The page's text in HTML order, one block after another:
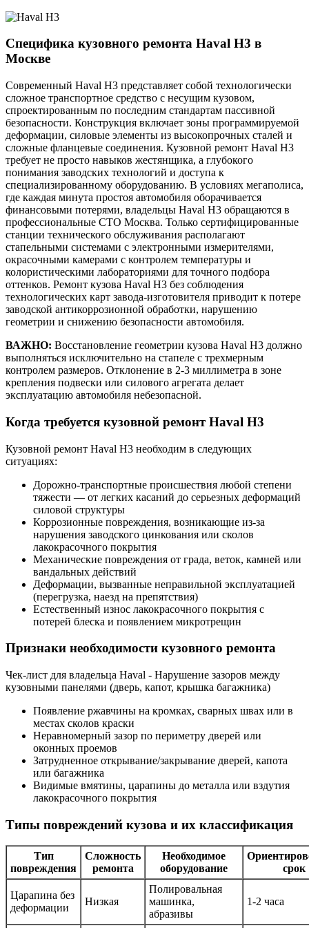
Специфика кузовного ремонта Haval H3 в
Москве
Современный Haval H3 представляет собой технологически
сложное транспортное средство с несущим кузовом,
спроектированным по последним стандартам пассивной
безопасности. Конструкция включает зоны программируемой
деформации, силовые элементы из высокопрочных сталей и
сложные фланцевые соединения. Кузовной ремонт Haval H3
требует не просто навыков жестянщика, а глубокого
понимания заводских технологий и доступа к
специализированному оборудованию. В условиях мегаполиса,
где каждая минута простоя автомобиля оборачивается
финансовыми потерями, владельцы Haval H3 обращаются в
профессиональные СТО Москва. Только сертифицированные
станции технического обслуживания располагают
стапельными системами с электронными измерителями,
окрасочными камерами с контролем температуры и
колористическими лабораториями для точного подбора
оттенков. Ремонт кузова Haval H3 без соблюдения
технологических карт завода-изготовителя приводит к потере
заводской антикоррозионной обработки, нарушению
геометрии и снижению безопасности автомобиля.
ВАЖНО: Восстановление геометрии кузова Haval H3 должно
выполняться исключительно на стапеле с трехмерным
контролем размеров. Отклонение в 2-3 миллиметра в зоне
крепления подвески или силового агрегата делает
эксплуатацию автомобиля небезопасной.
Когда требуется кузовной ремонт Haval H3
Кузовной ремонт Haval H3 необходим в следующих
ситуациях:
Дорожно-транспортные происшествия любой степени
тяжести — от легких касаний до серьезных деформаций
силовой структуры
Коррозионные повреждения, возникающие из-за
нарушения заводского цинкования или сколов
лакокрасочного покрытия
Механические повреждения от града, веток, камней или
вандальных действий
Деформации, вызванные неправильной эксплуатацией
(перегрузка, наезд на препятствия)
Естественный износ лакокрасочного покрытия с
потерей блеска и появлением микротрещин
Признаки необходимости кузовного ремонта
Чек-лист для владельца Haval - Нарушение зазоров между
кузовными панелями (дверь, капот, крышка багажника)
Появление ржавчины на кромках, сварных швах или в
местах сколов краски
Неравномерный зазор по периметру дверей или
оконных проемов
Затрудненное открывание/закрывание дверей, капота
или багажника
Видимые вмятины, царапины до металла или вздутия
лакокрасочного покрытия
Типы повреждений кузова и их классификация
Тип
повреждения
Сложность
ремонта
Необходимое
оборудование
срок
Царапина без
деформации
Низкая
Полировальная
машинка,
абразивы
1-2 часа